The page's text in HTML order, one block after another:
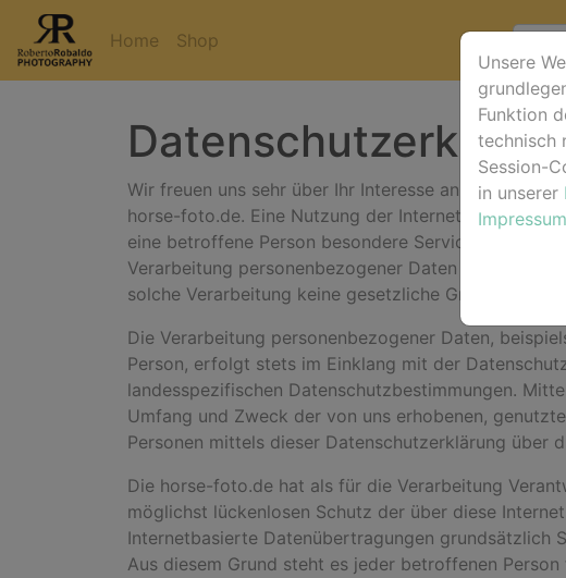
Home Shop
Wir freuen uns sehr über Ihr Interesse an unserem
horse-foto.de. Eine Nutzung der Internetseiten der
eine betroffene Person besondere Services
Verarbeitung personenbezogener Daten
solche Verarbeitung keine gesetzliche Grundlage,
Die Verarbeitung personenbezogener Daten,
Person, erfolgt stets im Einklang mit der
landesspezifischen Datenschutzbestimmungen.
Umfang und Zweck der von uns erhobenen,
Personen mittels dieser Datenschutzerklärung über
Die horse-foto.de hat als für die Verarbeitung
möglichst lückenlosen Schutz der über diese
Internetbasierte Datenübertragungen grundsätzlich
Aus diesem Grund steht es jeder betroffenen
Unsere
Funktion
technisch
Session-
in unserer
Impressum